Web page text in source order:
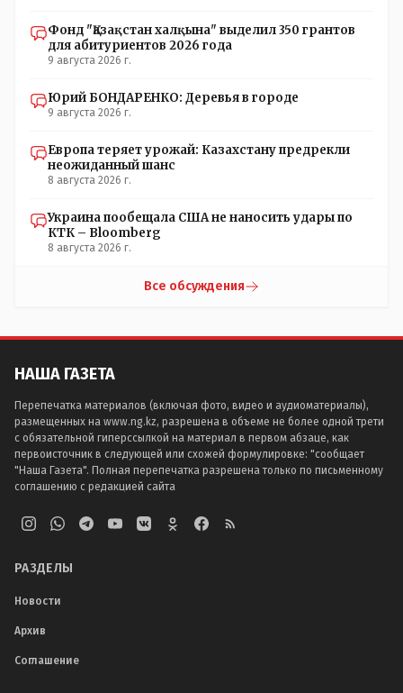
Фонд "Қазақстан халқына" выделил 350 грантов
для абитуриентов 2026 года
9 августа 2026 г.
Юрий БОНДАРЕНКО: Деревья в городе
9 августа 2026 г.
Европа теряет урожай: Казахстану предрекли
неожиданный шанс
8 августа 2026 г.
Украина пообещала США не наносить удары по
КТК – Bloomberg
8 августа 2026 г.
Все обсуждения
НАША ГАЗЕТА
Перепечатка материалов (включая фото, видео и аудиоматериалы),
размещенных на www.ng.kz, разрешена в объеме не более одной трети
с обязательной гиперссылкой на материал в первом абзаце, как
первоисточник в следующей или схожей формулировке: "сообщает
"Наша Газета". Полная перепечатка разрешена только по письменному
соглашению с редакцией сайта
РАЗДЕЛЫ
Новости
Архив
Соглашение